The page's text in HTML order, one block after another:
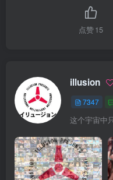
点赞15
illusion
7347